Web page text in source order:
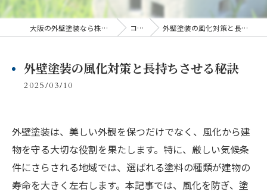
大阪の外壁塗装なら株式会社彩技建 コラム 外壁塗装の風化対策と長持ちさせる秘訣
外壁塗装の風化対策と長持ちさせる秘訣
2025/03/10
外壁塗装は、美しい外観を保つだけでなく、風化から建
物を守る大切な役割を果たします。特に、厳しい気候条
件にさらされる地域では、選ばれる塗料の種類が建物の
寿命を大きく左右します。本記事では、風化を防ぎ、塗